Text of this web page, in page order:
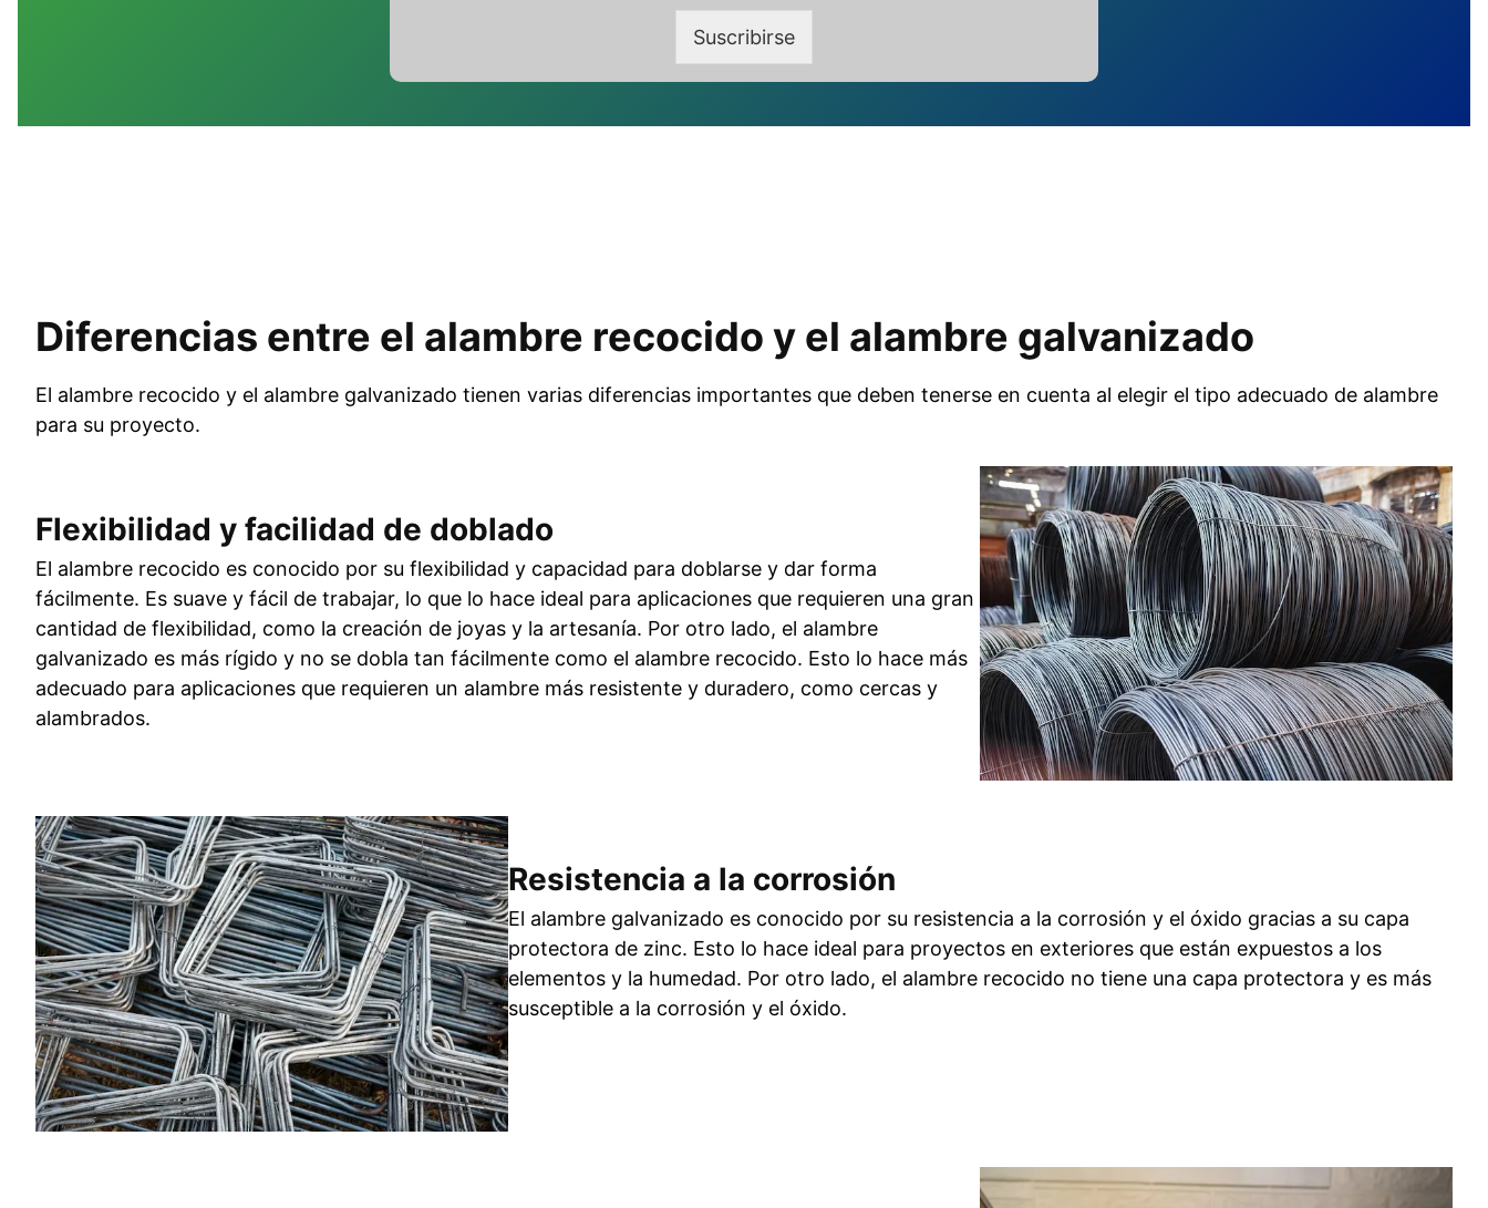
Suscribirse
Diferencias entre el alambre recocido y el alambre galvanizado
El alambre recocido y el alambre galvanizado tienen varias diferencias importantes que deben tenerse en cuenta al elegir el tipo adecuado de alambre
para su proyecto.
Flexibilidad y facilidad de doblado
El alambre recocido es conocido por su flexibilidad y capacidad para doblarse y dar forma
fácilmente. Es suave y fácil de trabajar, lo que lo hace ideal para aplicaciones que requieren una gran
cantidad de flexibilidad, como la creación de joyas y la artesanía. Por otro lado, el alambre
galvanizado es más rígido y no se dobla tan fácilmente como el alambre recocido. Esto lo hace más
adecuado para aplicaciones que requieren un alambre más resistente y duradero, como cercas y
alambrados.
Resistencia a la corrosión
El alambre galvanizado es conocido por su resistencia a la corrosión y el óxido gracias a su capa
protectora de zinc. Esto lo hace ideal para proyectos en exteriores que están expuestos a los
elementos y la humedad. Por otro lado, el alambre recocido no tiene una capa protectora y es más
susceptible a la corrosión y el óxido.